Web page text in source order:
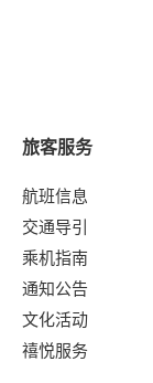
旅客服务
航班信息
交通导引
乘机指南
通知公告
文化活动
禧悦服务